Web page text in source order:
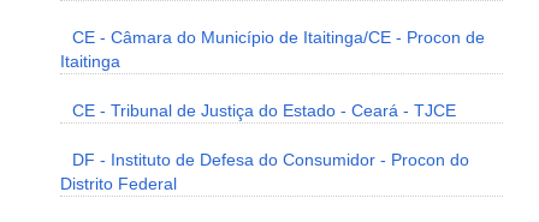
CE - Câmara do Município de Itaitinga/CE - Procon de
Itaitinga
CE - Tribunal de Justiça do Estado - Ceará - TJCE
DF - Instituto de Defesa do Consumidor - Procon do
Distrito Federal